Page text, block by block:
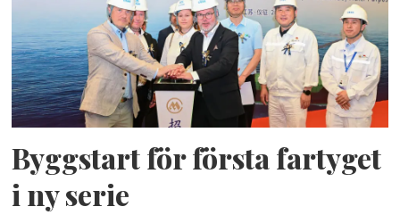
Byggstart för första fartyget
i ny serie